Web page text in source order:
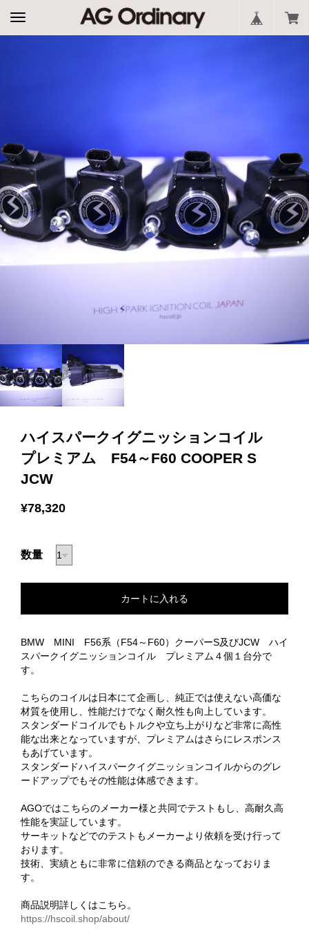
ハイスパークイグニッションコイル
プレミアム F54～F60 COOPER S
JCW
¥78,320
数量
BMW MINI F56系（F54～F60）クーパーS及びJCW ハイ
スパークイグニッションコイル プレミアム４個１台分で
す。
こちらのコイルは日本にて企画し、純正では使えない高価な
材質を使用し、性能だけでなく耐久性も向上しています。
スタンダードコイルでもトルクや立ち上がりなど非常に高性
能な出来となっていますが、プレミアムはさらにレスポンス
もあげています。
スタンダードハイスパークイグニッションコイルからのグレ
ードアップでもその性能は体感できます。
AGOではこちらのメーカー様と共同でテストもし、高耐久高
性能を実証しています。
サーキットなどでのテストもメーカーより依頼を受け行って
おります。
技術、実績ともに非常に信頼のできる商品となっておりま
す。
商品説明詳しくはこちら。
https://hscoil.shop/about/